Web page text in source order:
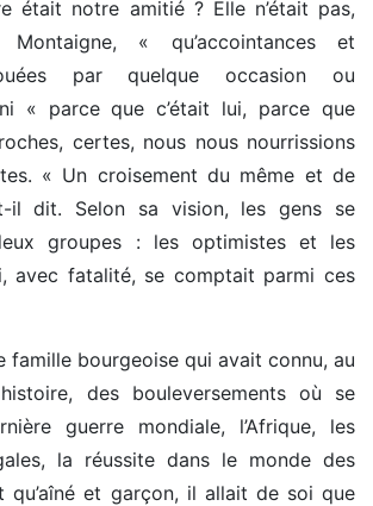
était notre amitié ? Elle n’était pas,
« qu’accointances et
par quelque occasion ou
« parce que c’était lui, parce que
certes, nous nous nourrissions
« Un croisement du même et de
il dit. Selon sa vision, les gens se
groupes : les optimistes et les
avec fatalité, se comptait parmi ces
famille bourgeoise qui avait connu, au
des bouleversements où se
guerre mondiale, l’Afrique, les
la réussite dans le monde des
qu’aîné et garçon, il allait de soi que